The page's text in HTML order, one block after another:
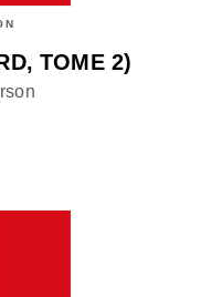
TOME 2)